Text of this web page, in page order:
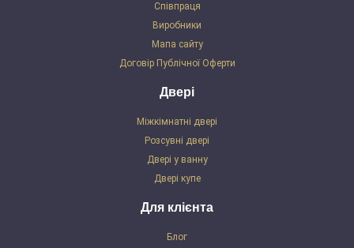
Співпраця
Виробники
Мапа сайту
Договір Публічної Оферти
Двері
Міжкімнатні двері
Розсувні двері
Двері у ванну
Двері купе
Для клієнта
Блог